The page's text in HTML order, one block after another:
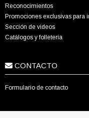
Reconocimientos
Promociones exclusivas para
Sección de videos
Catálogos y folletería
CONTACTO
Formulario de contacto